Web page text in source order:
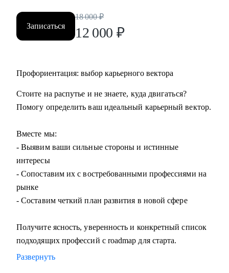
Записаться
18 000 ₽
12 000 ₽
Профориентация: выбор карьерного вектора
Стоите на распутье и не знаете, куда двигаться?
Помогу определить ваш идеальный карьерный вектор.
Вместе мы:
- Выявим ваши сильные стороны и истинные
интересы
- Сопоставим их с востребованными профессиями на
рынке
- Составим четкий план развития в новой сфере
Получите ясность, уверенность и конкретный список
подходящих профессий с roadmap для старта.
Развернуть